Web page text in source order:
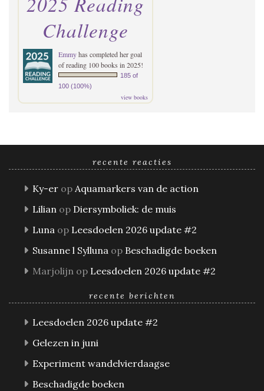
Challenge
Emmyhas completed her goal
of reading 100 books in 2025!
185 of
100 (100%)
view books
recente reacties
Ky-er op Aquamarkers van de action
Lilian op Diersymboliek: de muis
Luna op Leesdoelen 2026 update #2
Susanne l Sylluna op Beschadigde boeken
Marjolijn op Leesdoelen 2026 update #2
recente berichten
Leesdoelen 2026 update #2
Gelezen in juni
Experiment wandelvierdaagse
Beschadigde boeken